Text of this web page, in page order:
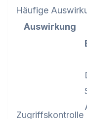
Häufige
Auswirkung
Zugriffskontrolle